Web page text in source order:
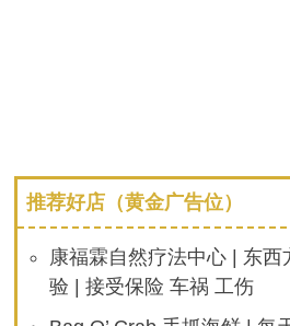
推荐好店（黄金广告位）
康福霖自然疗法中心 | 东
验 | 接受保险 车祸 工伤